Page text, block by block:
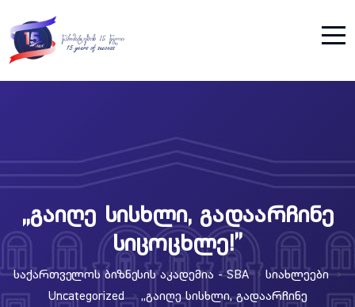
„გაიღე სისხლი, გადაარჩინე
სიცოცხლე!”
Საქართველოს Ბიზნესის Აკადემია - SBA > Სიახლეები >
Uncategorized > „გაიღე Სისხლი, Გადაარჩინე